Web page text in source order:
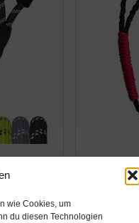
wie Cookies, um
du diesen Technologien
14,99€
Golden